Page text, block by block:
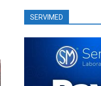
SERVIMED